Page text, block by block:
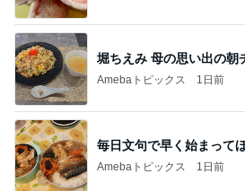
堀ちえみ 母の思い出の朝
Amebaトピックス 1日前
毎日文句で早く始まって
Amebaトピックス 1日前